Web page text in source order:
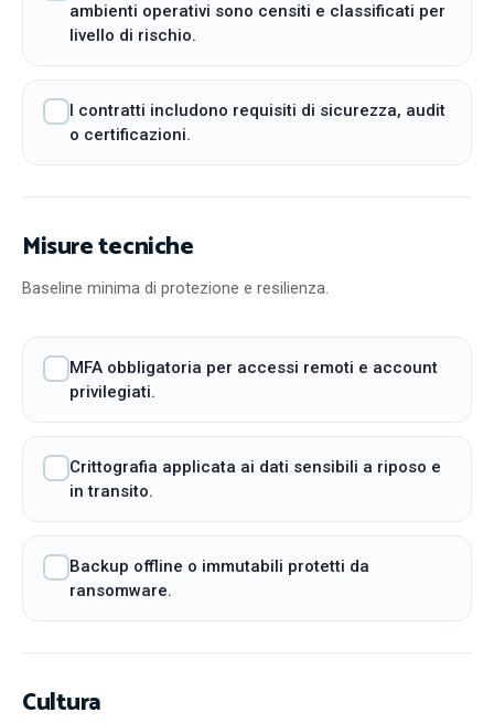
ambienti operativi sono censiti e classificati per
livello di rischio.
I contratti includono requisiti di sicurezza, audit
o certificazioni.
Misure tecniche
Baseline minima di protezione e resilienza.
MFA obbligatoria per accessi remoti e account
privilegiati.
Crittografia applicata ai dati sensibili a riposo e
in transito.
Backup offline o immutabili protetti da
ransomware.
Cultura